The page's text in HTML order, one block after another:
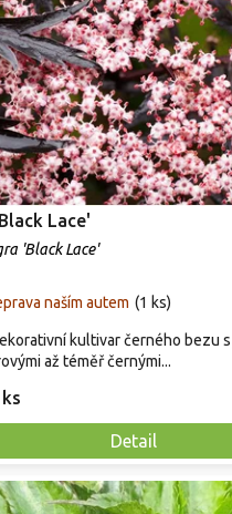
Lace'
'Black Lace'
naším autem (1 ks)
Detail
kultivar černého bezu
až téměř černými...